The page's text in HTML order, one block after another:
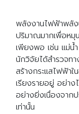
พลังงานไฟฟ้าพลัง
ปริมาณมากเพื่อหมุ
เพียงพอ เช่น แม่น้ำ
นักวิจัยได้สำรวจท
สร้างกระแสไฟฟ้า
เรียงรายอยู่ อย่าง
อย่างยิ่งเนื่องจาก
เท่านั้น